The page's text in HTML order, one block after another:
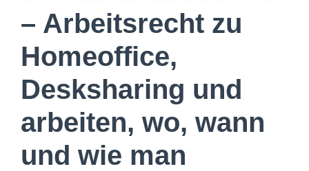
– Arbeitsrecht zu
Homeoffice,
Desksharing und
arbeiten, wo, wann
und wie man